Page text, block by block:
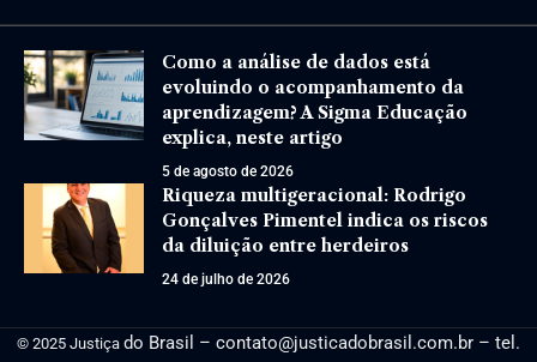
Como a análise de dados está
evoluindo o acompanhamento da
aprendizagem? A Sigma Educação
explica, neste artigo
5 de agosto de 2026
Riqueza multigeracional: Rodrigo
Gonçalves Pimentel indica os riscos
da diluição entre herdeiros
24 de julho de 2026
© 2025 Justiça do Brasil – contato@justicadobrasil.com.br – tel.